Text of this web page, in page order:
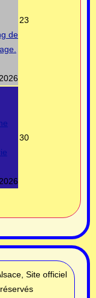
de
23
30
Site officiel